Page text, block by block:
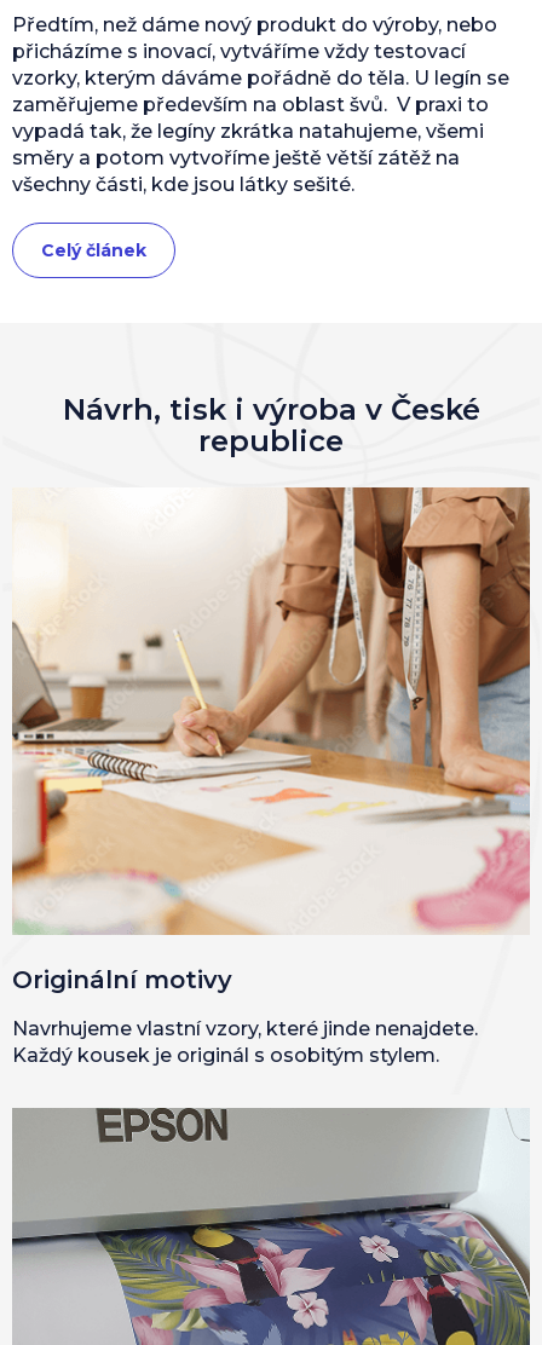
Předtím, než dáme nový produkt do výroby, nebo
přicházíme s inovací, vytváříme vždy testovací
vzorky, kterým dáváme pořádně do těla. U legín se
zaměřujeme především na oblast švů. V praxi to
vypadá tak, že legíny zkrátka natahujeme, všemi
směry a potom vytvoříme ještě větší zátěž na
všechny části, kde jsou látky sešité.
Celý článek
Návrh, tisk i výroba v České
republice
Originální motivy
Navrhujeme vlastní vzory, které jinde nenajdete.
Každý kousek je originál s osobitým stylem.